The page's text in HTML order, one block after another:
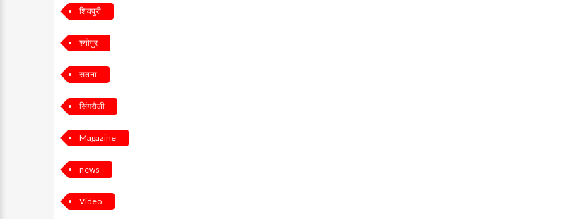
शिवपुरी
श्योपुर
सतना
सिंगरौली
Magazine
news
Video